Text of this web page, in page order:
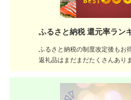
ふるさと納税 還元率ラン
ふるさと納税の制度改定後もお
返礼品はまだまだたくさんあり